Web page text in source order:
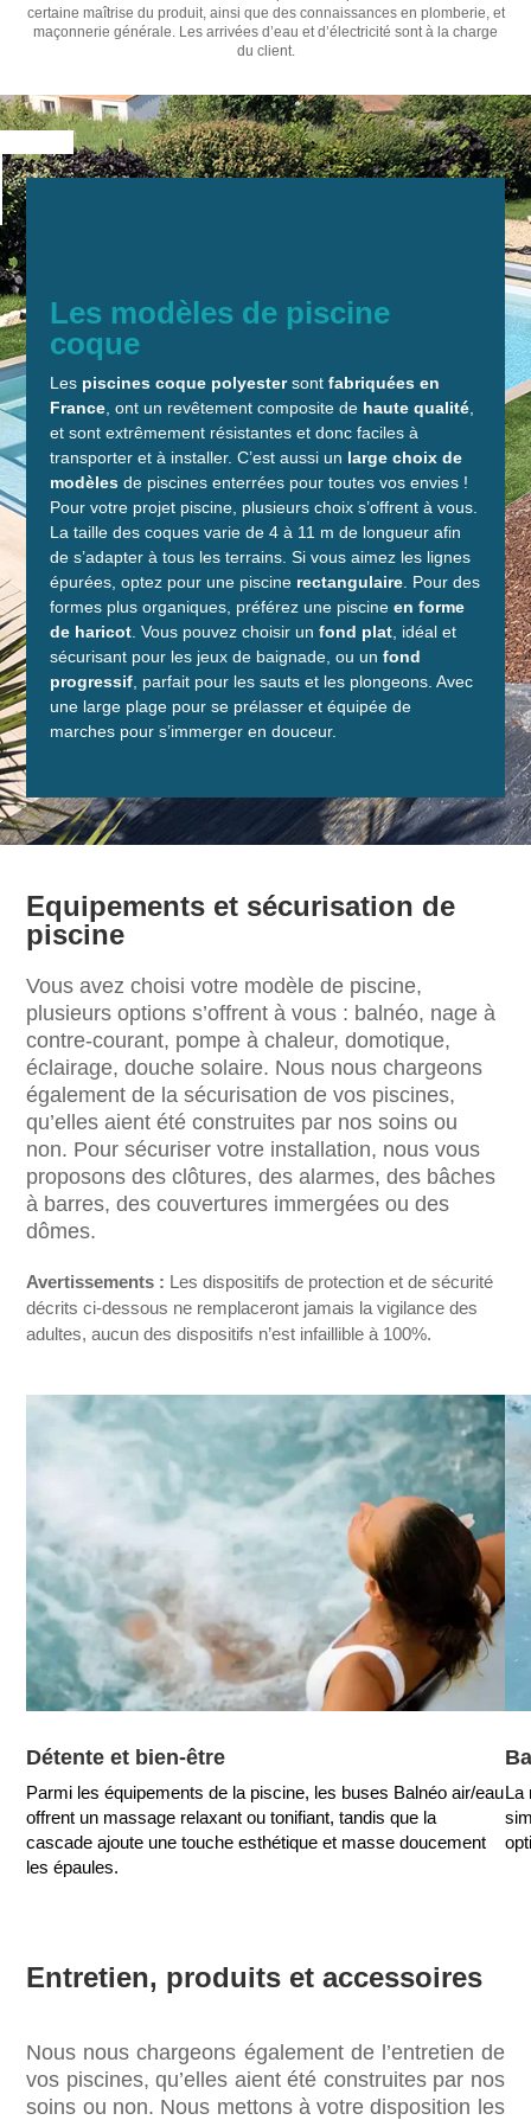
certaine maîtrise du produit, ainsi que des connaissances en plomberie, et
maçonnerie générale. Les arrivées d’eau et d’électricité sont à la charge
du client.
Les modèles de piscine
coque
Les piscines coque polyester sontfabriquées en
France , ont un revêtement composite de haute qualité
et sont extrêmement résistantes et donc faciles à
transporter et à installer. C’est aussi un large choix de
modèles de piscines enterrées pour toutes vos envies !
Pour votre projet piscine, plusieurs choix s’offrent à vous.
La taille des coques varie de 4 à 11 m de longueur afin
de s’adapter à tous les terrains. Si vous aimez les lignes
épurées, optez pour une piscine rectangulaire . Pour des
formes plus organiques, préférez une piscineen forme
de haricot . Vous pouvez choisir unfond plat , idéal et
sécurisant pour les jeux de baignade, ou unfond
progressif , parfait pour les sauts et les plongeons. Avec
une large plage pour se prélasser et équipée de
marches pour s’immerger en douceur.
Equipements et sécurisation de
piscine
Vous avez choisi votre modèle de piscine,
plusieurs options s’offrent à vous : balnéo, nage à
contre-courant, pompe à chaleur, domotique,
éclairage, douche solaire. Nous nous chargeons
également de la sécurisation de vos piscines,
qu’elles aient été construites par nos soins ou
non. Pour sécuriser votre installation, nous vous
proposons des clôtures, des alarmes, des bâches
à barres, des couvertures immergées ou des
dômes.
Avertissements : Les dispositifs de protection et de sécurité
décrits ci-dessous ne remplaceront jamais la vigilance des
adultes, aucun des dispositifs n’est infaillible à 100%.
Détente et bien-être
Parmi les équipements de la piscine, les buses Balnéo air/eau
offrent un massage relaxant ou tonifiant, tandis que la
cascade ajoute une touche esthétique et masse doucement
les épaules.
La
Entretien, produits et accessoires
Nous nous chargeons également de l’entretien de
vos piscines, qu’elles aient été construites par nos
soins ou non. Nous mettons à votre disposition les